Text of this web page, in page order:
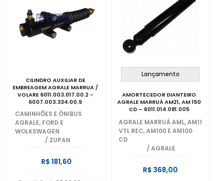
CILINDRO AUXILIAR DE
EMBREAGEM AGRALE MARRUA /
VOLARE 6011.003.017.00.2 -
6007.003.334.00.9
CAMINHÕES E ÔNIBUS
AGRALE, FORD E
WOLKSWAGEN
/ ZUPAN
R$ 181,60
Lançamento
AMORTECEDOR DIANTEIRO
AGRALE MARRUÁ AM21, AM 150
CD – 6011.014.081.005
AGRALE MARRUÁ AML, AM11
VTL REC, AM100 E AM100
CD
/ AGRALE
R$ 368,00